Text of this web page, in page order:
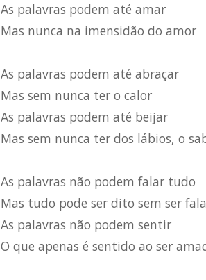
As palavras podem até amar
Mas nunca na imensidão do amor
As palavras podem até abraçar
Mas sem nunca ter o calor
As palavras podem até beijar
Mas sem nunca ter dos lábios, o
As palavras não podem falar tudo
Mas tudo pode ser dito sem ser
As palavras não podem sentir
O que apenas é sentido ao ser